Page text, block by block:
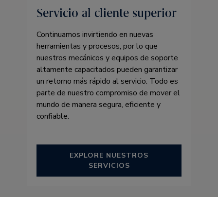
Servicio al cliente superior
Continuamos invirtiendo en nuevas
herramientas y procesos, por lo que
nuestros mecánicos y equipos de soporte
altamente capacitados pueden garantizar
un retorno más rápido al servicio. Todo es
parte de nuestro compromiso de mover el
mundo de manera segura, eficiente y
confiable.
EXPLORE NUESTROS
SERVICIOS